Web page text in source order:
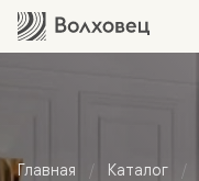
Главная Каталог